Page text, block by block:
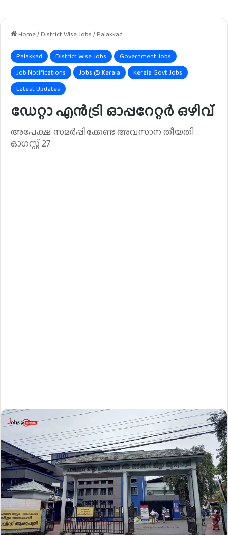
Home/ District Wise Jobs /Palakkad
Palakkad District Wise Jobs
Government Jobs
Job Notifications
Jobs @ Kerala
Kerala Govt Jobs
Latest Updates
ഡേറ്റാ എൻട്രി ഓപ്പറേറ്റർ ഒഴിവ്
അപേക്ഷ സമർപ്പിക്കേണ്ട അവസാന തീയതി :
ഓഗസ്റ്റ് 27